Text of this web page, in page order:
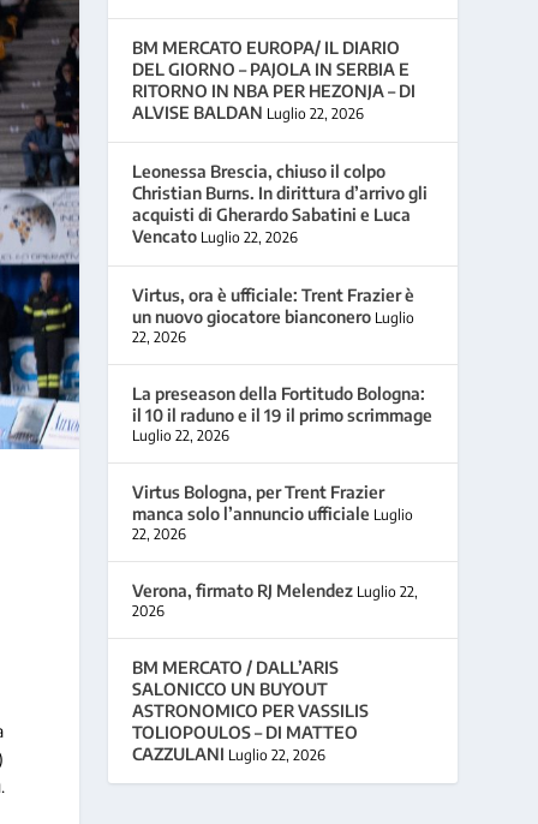
BM MERCATO EUROPA/ IL DIARIO
DEL GIORNO – PAJOLA IN SERBIA E
RITORNO IN NBA PER HEZONJA – DI
ALVISE BALDAN Luglio 22, 2026
Leonessa Brescia, chiuso il colpo
Christian Burns. In dirittura d’arrivo gli
acquisti di Gherardo Sabatini e Luca
Vencato Luglio 22, 2026
Virtus, ora è ufficiale: Trent Frazier è
un nuovo giocatore bianconero Luglio
22, 2026
La preseason della Fortitudo Bologna:
il 10 il raduno e il 19 il primo scrimmage
Luglio 22, 2026
Virtus Bologna, per Trent Frazier
manca solo l’annuncio ufficiale Luglio
22, 2026
Verona, firmato RJ Melendez Luglio 22,
2026
BM MERCATO / DALL’ARIS
SALONICCO UN BUYOUT
ASTRONOMICO PER VASSILIS
TOLIOPOULOS – DI MATTEO
CAZZULANI Luglio 22, 2026